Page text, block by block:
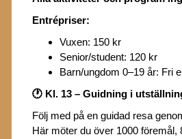
Entrépriser:
Vuxen: 150 kr
Senior/student: 120 kr
Barn/ungdom 0–19 år: Fri
🕐Kl. 13 – Guidning i
Följ med på en guidad resa
Här möter du över 1000